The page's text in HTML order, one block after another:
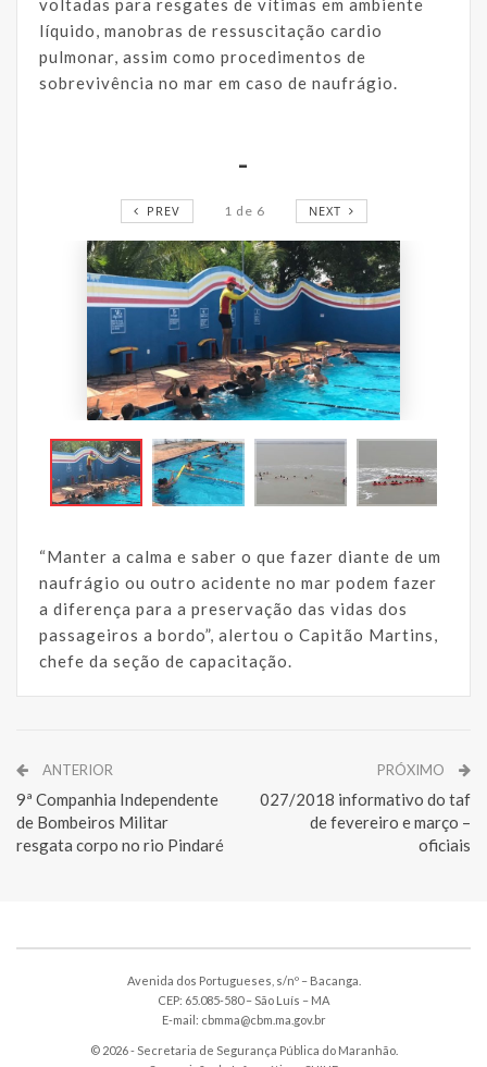
líquido, manobras de ressuscitação cardio
pulmonar, assim como procedimentos de
sobrevivência no mar em caso de naufrágio.
-
PREV 1 de 6 NEXT
“Manter a calma e saber o que fazer diante de um
naufrágio ou outro acidente no mar podem fazer
a diferença para a preservação das vidas dos
passageiros a bordo”, alertou o Capitão Martins,
chefe da seção de capacitação.
ANTERIOR
9ª Companhia Independente
de Bombeiros Militar
resgata corpo no rio Pindaré
PRÓXIMO
027/2018 informativo do taf
de fevereiro e março –
oficiais
Avenida dos Portugueses, s/nº – Bacanga.
CEP: 65.085-580 – São Luís – MA
E-mail: cbmma@cbm.ma.gov.br
© 2026 - Secretaria de Segurança Pública do Maranhão.